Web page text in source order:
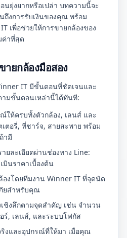
นยุ่งยากหรือเปล่า บทความนี้จะ
ถึงการรับเงินของคุณ พร้อม
เพื่อช่วยให้การขายกล้องของ
ค่าที่สุด
ยกล้องมือสอง
IT มีขั้นตอนที่ชัดเจนและ
มขั้นตอนเหล่านี้ได้ทันที:
ให้ครบทั้งตัวกล้อง, เลนส์ และ
ตอรี่, ที่ชาร์จ, สายสะพาย พร้อม
ามี
ยละเอียดผ่านช่องทาง Line:
มินราคาเบื้องต้น
งโดยทีมงาน Winner IT ที่จุดนัด
ยสำหรับคุณ
ชิงลึกตามจุดสำคัญ เช่น จำนวน
ร์, เลนส์, และระบบโฟกัส
งและอุปกรณ์ที่ให้มา เมื่อคุณ